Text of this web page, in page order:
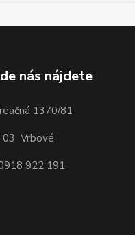
nás nájdete
1370/81
03 Vrbové
922 191